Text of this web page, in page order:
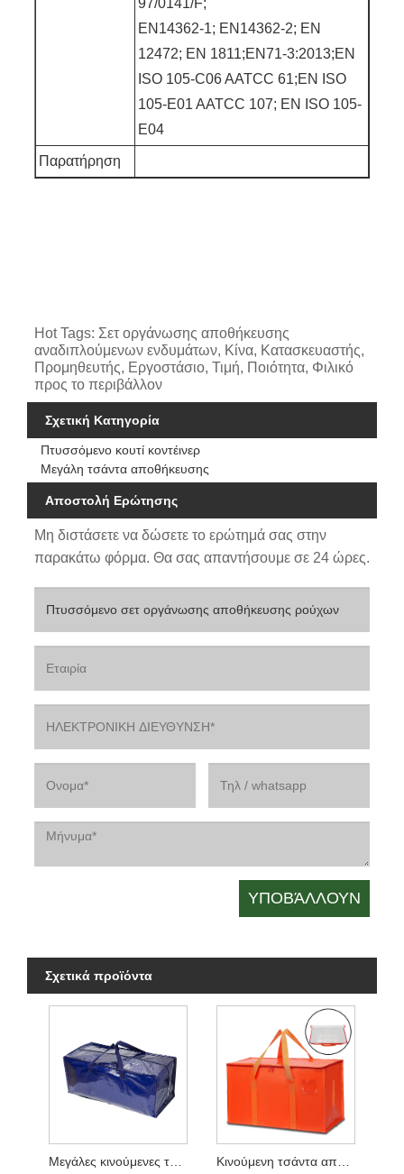
EN14362-1; EN14362-2; EN
12472; EN 1811;EN71-3:2013;EN
ISO 105-C06 AATCC 61;EN ISO
105-E01 AATCC 107; EN ISO 105-
E04
Παρατήρηση
Hot Tags: Σετ οργάνωσης αποθήκευσης
αναδιπλούμενων ενδυμάτων, Κίνα, Κατασκευαστής,
Προμηθευτής, Εργοστάσιο, Τιμή, Ποιότητα, Φιλικό
προς το περιβάλλον
Σχετική Κατηγορία
Πτυσσόμενο κουτί κοντέινερ
Μεγάλη τσάντα αποθήκευσης
Αποστολή Ερώτησης
Μη διστάσετε να δώσετε το ερώτημά σας στην
παρακάτω φόρμα. Θα σας απαντήσουμε σε 24 ώρες.
Σχετικά προϊόντα
Μεγάλες κινούμενες τσάντες με ιμάντες πλάτης Κινούμενη τσάντα αποθήκευσης βαρέως τύπου